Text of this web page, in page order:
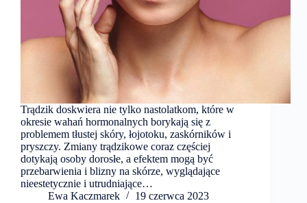
Trądzik doskwiera nie tylko nastolatkom, które w
okresie wahań hormonalnych borykają się z
problemem tłustej skóry, łojotoku, zaskórników i
pryszczy. Zmiany trądzikowe coraz częściej
dotykają osoby dorosłe, a efektem mogą być
przebarwienia i blizny na skórze, wyglądające
nieestetycznie i utrudniające…
Ewa Kaczmarek
19 czerwca 2023